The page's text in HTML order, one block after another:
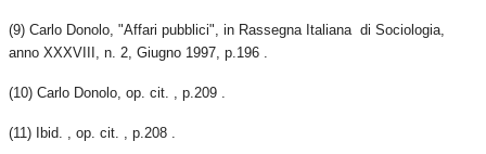
(9) Carlo Donolo, "Affari pubblici", in Rassegna Italiana di Sociologia,
anno XXXVIII, n. 2, Giugno 1997, p.196 .
(10) Carlo Donolo, op. cit. , p.209 .
(11) Ibid. , op. cit. , p.208 .